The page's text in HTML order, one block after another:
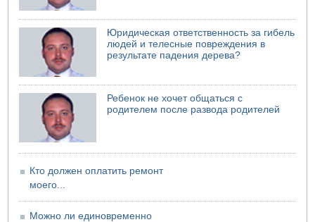
06.08.2026 08:11
Украинская атака на российский НПЗ
05.08.2026 18:30
Израиль провел испытания системы противоракетной
обороны "Хец"
05.08.2026 18:28
МАДА призывает израильтян срочно сдавать кровь
Юридическая ответственность за гибель
людей и телесные повреждения в
результате падения дерева?
Ребенок не хочет общаться с
родителем после развода родителей
Кто должен оплатить ремонт
моего...
Можно ли единовременно